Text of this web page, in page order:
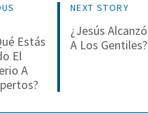
Estás
El
A
NEXT STORY
¿Jesús Alcanzó
A Los Gentiles?